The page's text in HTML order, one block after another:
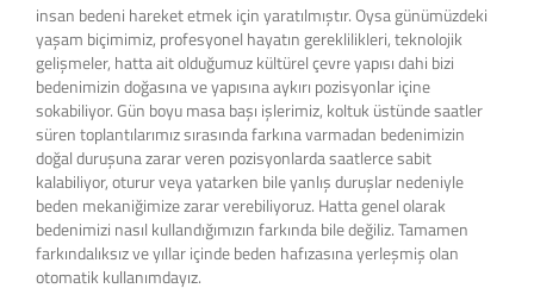
insan bedeni hareket etmek için yaratılmıştır. Oysa günümüzdeki
yaşam biçimimiz, profesyonel hayatın gereklilikleri, teknolojik
gelişmeler, hatta ait olduğumuz kültürel çevre yapısı dahi bizi
bedenimizin doğasına ve yapısına aykırı pozisyonlar içine
sokabiliyor. Gün boyu masa başı işlerimiz, koltuk üstünde saatler
süren toplantılarımız sırasında farkına varmadan bedenimizin
doğal duruşuna zarar veren pozisyonlarda saatlerce sabit
kalabiliyor, oturur veya yatarken bile yanlış duruşlar nedeniyle
beden mekaniğimize zarar verebiliyoruz. Hatta genel olarak
bedenimizi nasıl kullandığımızın farkında bile değiliz. Tamamen
farkındalıksız ve yıllar içinde beden hafızasına yerleşmiş olan
otomatik kullanımdayız.